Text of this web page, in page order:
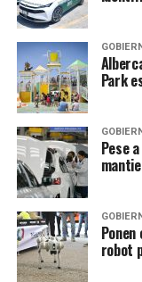
YA VIENE
Respeta Poder
legislativo
NO TE PIERDAS
IMSS realiza
aloplástica
Park
Pese
robot